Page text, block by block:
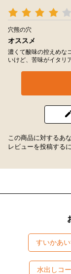
穴熊の穴
オススメ
濃くて酸味の控えめな
いけど、苦味がイタリ
この商品に対するあ
レビューを投稿する
すいかあ
水出しコ